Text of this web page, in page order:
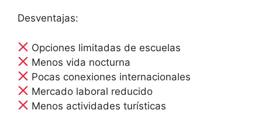
Desventajas:
Opciones limitadas de escuelas
Menos vida nocturna
Pocas conexiones internacionales
Mercado laboral reducido
Menos actividades turísticas